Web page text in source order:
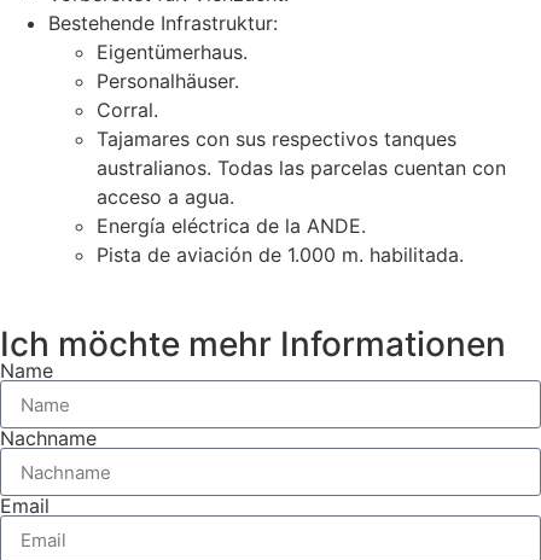
Bestehende Infrastruktur:
Eigentümerhaus.
Personalhäuser.
Corral.
Tajamares con sus respectivos tanques
australianos. Todas las parcelas cuentan con
acceso a agua.
Energía eléctrica de la ANDE.
Pista de aviación de 1.000 m. habilitada.
Ich möchte mehr Informationen
Name
Nachname
Email